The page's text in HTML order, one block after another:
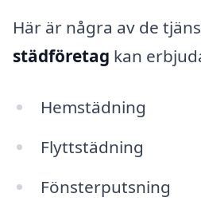
Här är några av de
städföretag kan
Hemstädning
Flyttstädning
Fönsterputsning